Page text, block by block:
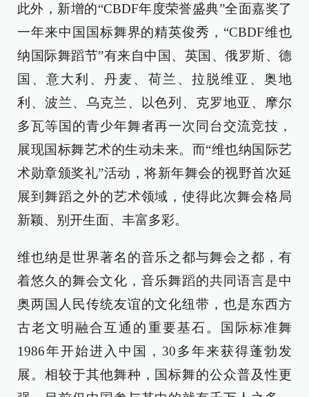
此外，新增的“CBDF年度荣誉盛典”全面嘉奖了
一年来中国国标舞界的精英俊秀，“CBDF维也
纳国际舞蹈节”有来自中国、英国、俄罗斯、德
国、意大利、丹麦、荷兰、拉脱维亚、奥地
利、波兰、乌克兰、以色列、克罗地亚、摩尔
多瓦等国的青少年舞者再一次同台交流竞技，
展现国标舞艺术的生动未来。而“维也纳国际艺
术勋章颁奖礼”活动，将新年舞会的视野首次延
展到舞蹈之外的艺术领域，使得此次舞会格局
新颖、别开生面、丰富多彩。
维也纳是世界著名的音乐之都与舞会之都，有
着悠久的舞会文化，音乐舞蹈的共同语言是中
奥两国人民传统友谊的文化纽带，也是东西方
古老文明融合互通的重要基石。国际标准舞
1986年开始进入中国，30多年来获得蓬勃发
展。相较于其他舞种，国标舞的公众普及性更